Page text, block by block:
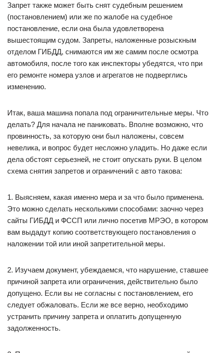
Запрет также может быть снят судебным решением
(постановлением) или же по жалобе на судебное
постановление, если она была удовлетворена
вышестоящим судом. Запреты, наложенные розыскным
отделом ГИБДД, снимаются им же самим после осмотра
автомобиля, после того как инспекторы убедятся, что при
его ремонте номера узлов и агрегатов не подверглись
изменению.
Итак, ваша машина попала под ограничительные меры. Что
делать? Для начала не паниковать. Вполне возможно, что
провинность, за которую они был наложены, совсем
невелика, и вопрос будет несложно уладить. Но даже если
дела обстоят серьезней, не стоит опускать руки. В целом
схема снятия запретов и ограничений с авто такова:
1. Выясняем, какая именно мера и за что было применена.
Это можно сделать несколькими способами: заочно через
сайты ГИБДД и ФССП или лично посетив МРЭО, в котором
вам выдадут копию соответствующего постановления о
наложении той или иной запретительной меры.
2. Изучаем документ, убеждаемся, что нарушение, ставшее
причиной запрета или ограничения, действительно было
допущено. Если вы не согласны с постановлением, его
следует обжаловать. Если же все верно, необходимо
устранить причину запрета и оплатить допущенную
задолженность.